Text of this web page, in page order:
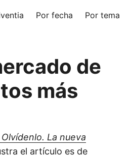
Por fecha Por tema
de
más
La nueva
el artículo es de